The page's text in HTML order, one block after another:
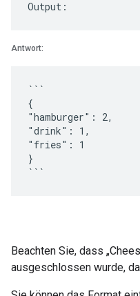
Antwort:
```
{
"hamburger": 2,
"drink": 1,
"fries": 1
}
Beachten Sie, dass
ausgeschlossen wurde,